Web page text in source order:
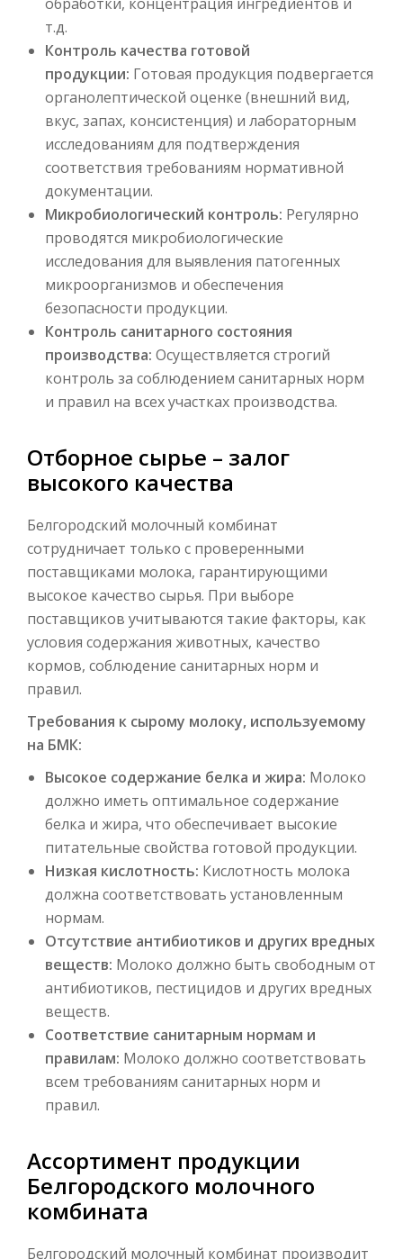
т.д.
Контроль качества готовой
продукции: Готовая продукция подвергается
органолептической оценке (внешний вид,
вкус, запах, консистенция) и лабораторным
исследованиям для подтверждения
соответствия требованиям нормативной
документации.
Микробиологический контроль: Регулярно
проводятся микробиологические
исследования для выявления патогенных
микроорганизмов и обеспечения
безопасности продукции.
Контроль санитарного состояния
производства: Осуществляется строгий
контроль за соблюдением санитарных норм
и правил на всех участках производства.
Отборное сырье – залог
высокого качества
Белгородский молочный комбинат
сотрудничает только с проверенными
поставщиками молока, гарантирующими
высокое качество сырья. При выборе
поставщиков учитываются такие факторы, как
условия содержания животных, качество
кормов, соблюдение санитарных норм и
правил.
Требования к сырому молоку, используемому
на БМК:
Высокое содержание белка и жира: Молоко
должно иметь оптимальное содержание
белка и жира, что обеспечивает высокие
питательные свойства готовой продукции.
Низкая кислотность: Кислотность молока
должна соответствовать установленным
нормам.
Отсутствие антибиотиков и других вредных
веществ: Молоко должно быть свободным от
антибиотиков, пестицидов и других вредных
веществ.
Соответствие санитарным нормам и
правилам: Молоко должно соответствовать
всем требованиям санитарных норм и
правил.
Ассортимент продукции
Белгородского молочного
комбината
Белгородский молочный комбинат производит